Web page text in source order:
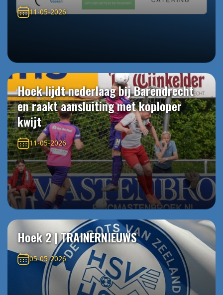
11-05-2026
Hoek lijdt nederlaag bij Barendrecht
en raakt aansluiting met koploper
kwijt
11-05-2026
Hoek 2 | TRAINERNIEUWS
05-05-2026